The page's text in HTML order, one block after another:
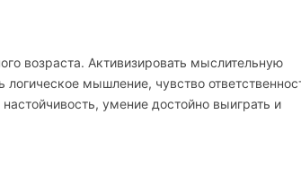
возраста. Активизировать мыслительную
логическое мышление, чувство
умение достойно выиграть и